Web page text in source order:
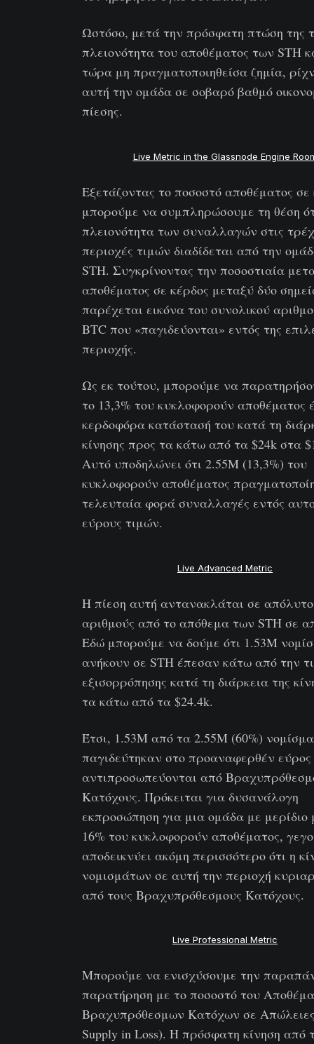
Ωστόσο, μετά την πρόσφατη πτώση της
πλειονότητα του αποθέματος των STH
τώρα μη πραγματοποιηθείσα ζημία,
αυτή την ομάδα σε σοβαρό βαθμό
πίεσης.
Live Metric in the Glassnode Engine
Εξετάζοντας το ποσοστό αποθέματος σε
μπορούμε να συμπληρώσουμε τη θέση
πλειονότητα των συναλλαγών στις
περιοχές τιμών διαδίδεται από την
STH. Συγκρίνοντας την ποσοστιαία
αποθέματος σε κέρδος μεταξύ δύο
παρέχεται εικόνα του συνολικού
BTC που «παγιδεύονται» εντός της
περιοχής.
Ως εκ τούτου, μπορούμε να
το 13,3% του κυκλοφορούν αποθέματος
κερδοφόρα κατάστασή του κατά τη
κίνησης προς τα κάτω από τα $24k στα
Αυτό υποδηλώνει ότι 2.55M (13,3%) του
κυκλοφορούν αποθέματος
τελευταία φορά συναλλαγές εντός
εύρους τιμών.
Live Advanced Metric
Η πίεση αυτή αντανακλάται σε
αριθμούς από το απόθεμα των STH σε
Εδώ μπορούμε να δούμε ότι 1.53M
ανήκουν σε STH έπεσαν κάτω από την
εξισορρόπησης κατά τη διάρκεια της
τα κάτω από τα $24.4k.
Έτσι, 1.53M από τα 2.55M (60%)
παγιδεύτηκαν στο προαναφερθέν εύρος
αντιπροσωπεύονται από
Κατόχους. Πρόκειται για δυσανάλογη
εκπροσώπηση για μια ομάδα με μερίδιο
16% του κυκλοφορούν αποθέματος,
αποδεικνύει ακόμη περισσότερο ότι η
νομισμάτων σε αυτή την περιοχή
από τους Βραχυπρόθεσμους Κατόχους.
Live Professional Metric
Μπορούμε να ενισχύσουμε την
παρατήρηση με το ποσοστό του
Βραχυπρόθεσμων Κατόχων σε
Supply in Loss). Η πρόσφατη κίνηση από